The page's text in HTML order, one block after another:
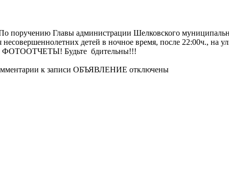
Главы администрации Шелковского
детей в ночное время, после 22:00ч., на
Будьте бдительны!!!
к записи ОБЪЯВЛЕНИЕ отключены